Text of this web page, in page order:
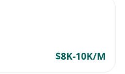
，供管理層跟進及編製報表
識（文憑程度或以上，或同
$8K-10K/M